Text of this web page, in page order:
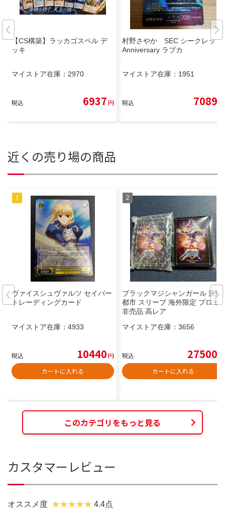
【CS構築】ラッカゴスペル デ
ッキ
マイストア在庫： 2970
税込 6937円
村野さやか SEC シークレット
Anniversary ラブカ
マイストア在庫： 1951
税込 7089
近くの売り場の商品
ヴァイスシュヴァルツ セイバー
トレーディングカード
マイストア在庫： 4933
税込 10440円
カートに入れる
ブラックマジシャンガール 決闘
都市 スリーブ 海外限定 プロモ
非売品 高レア
マイストア在庫： 3656
税込 27500
カートに入れる
このカテゴリをもっと見る
カスタマーレビュー
オススメ度 4.4点